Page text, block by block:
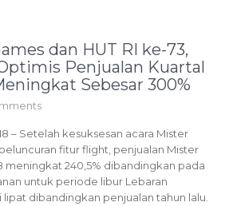
dan HUT RI ke-73,
Penjualan Kuartal
Sebesar 300%
– Setelah kesuksesan acara Mister
fitur flight, penjualan Mister
meningkat 240,5% dibandingkan pada
untuk periode libur Lebaran
dibandingkan penjualan tahun lalu.